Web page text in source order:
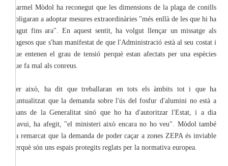
Carmel Mòdol ha reconegut que les dimensions de la plaga de conills
obligaran a adoptar mesures extraordinàries "més enllà de les que hi ha
hagut fins ara". En aquest sentit, ha volgut llençar un missatge als
pagesos que s'han manifestat de que l'Administració està al seu costat i
que entenen el grau de tensió perquè estan afectats per una espècies
que fa mal als conreus.
Per això, ha dit que treballaran en tots els àmbits tot i que ha
puntualitzat que la demanda sobre l'ús del fosfur d'alumini no està a
mans de la Generalitat sinó que ho ha d'autoritzar l'Estat, i a dia
d'avui, ha afegit, "el ministeri això encara no ho veu". Mòdol també
ha remarcat que la demanda de poder caçar a zones ZEPA és inviable
perquè són uns espais protegits reglats per la normativa europea.